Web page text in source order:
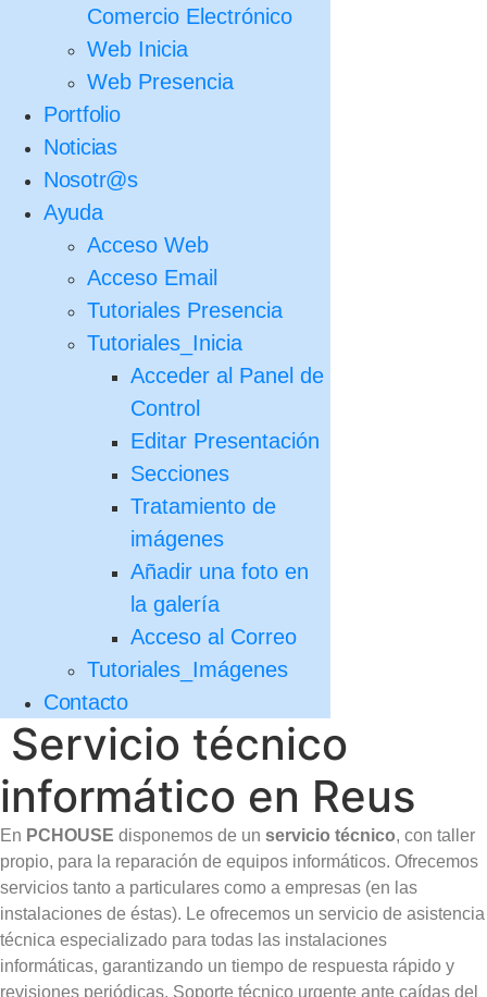
Comercio Electrónico
Web Inicia
Web Presencia
Portfolio
Noticias
Nosotr@s
Ayuda
Acceso Web
Acceso Email
Tutoriales Presencia
Tutoriales_Inicia
Acceder al Panel de
Control
Editar Presentación
Secciones
Tratamiento de
imágenes
Añadir una foto en
la galería
Acceso al Correo
Tutoriales_Imágenes
Contacto
Servicio técnico
informático en Reus
En PCHOUSE disponemos de un servicio técnico, con taller
propio, para la reparación de equipos informáticos. Ofrecemos
servicios tanto a particulares como a empresas (en las
instalaciones de éstas). Le ofrecemos un servicio de asistencia
técnica especializado para todas las instalaciones
informáticas, garantizando un tiempo de respuesta rápido y
revisiones periódicas. Soporte técnico urgente ante caídas del